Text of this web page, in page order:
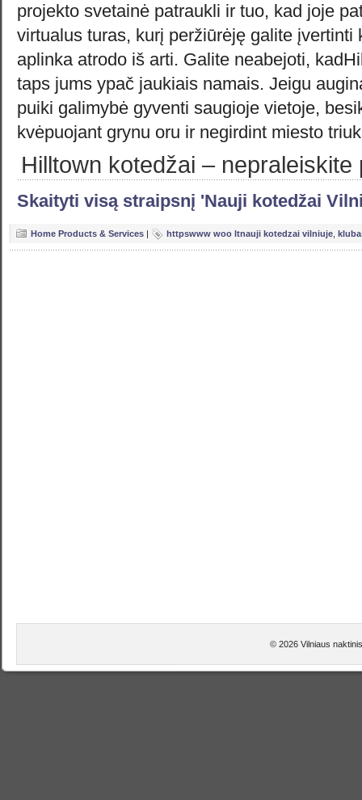
projekto svetainė patraukli ir tuo, kad joje
virtualus turas, kurį peržiūrėję galite įvertinti
aplinka atrodo iš arti. Galite neabejoti,
taps jums ypač jaukiais namais. Jeigu
puiki galimybė gyventi saugioje vietoje,
kvėpuojant grynu oru ir negirdint miesto
Hilltown kotedžai – nepraleiskite
Skaityti visą straipsnį 'Nauji kotedžai
Home Products & Services | httpswww woo ltnauji kotedzai vilniuje
© 2026 Vilniaus